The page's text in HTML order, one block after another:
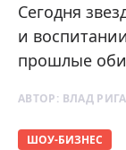
Сегодня
и
прошлые
АВТОР: ВЛАД РИГА
ШОУ-БИЗНЕС